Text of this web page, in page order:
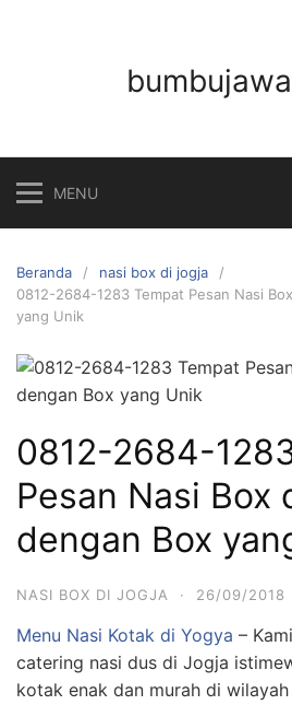
MENU
Beranda
nasi box di jogja
0812-2684-1283 Tempat Pesan Nasi
yang Unik
0812-2684-
Pesan Nasi Box
dengan Box
NASI BOX DI JOGJA · 26/09/2018
Menu Nasi Kotak di Yogya –
catering nasi dus di Jogja
kotak enak dan murah di